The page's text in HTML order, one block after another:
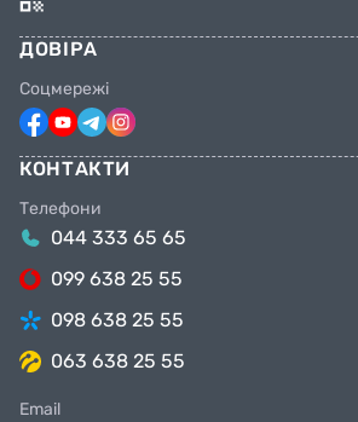
ДОВІРА
Соцмережі
КОНТАКТИ
Телефони
044 333 65 65
099 638 25 55
098 638 25 55
063 638 25 55
Email